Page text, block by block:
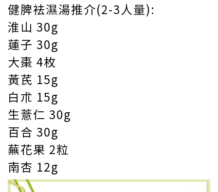
健脾袪濕湯推介(2-3人量):
淮山 30g
蓮子 30g
大棗 4枚
黃芪 15g
白朮 15g
生薏仁 30g
百合 30g
蕪花果 2粒
南杏 12g